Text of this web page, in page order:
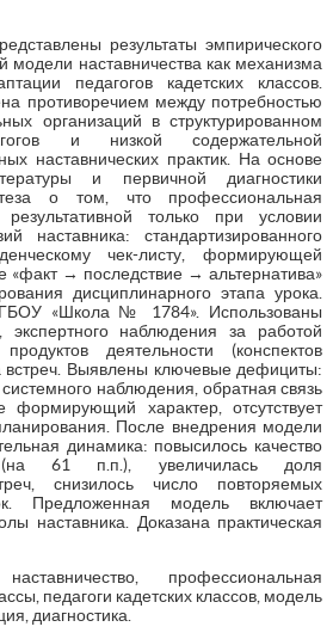
результаты эмпирического
модели наставничества как механизма
педагогов кадетских классов.
противоречием между потребностью
организаций в структурированном
и низкой содержательной
наставнических практик. На основе
и первичной диагностики
о том, что профессиональная
результативной только при условии
наставника: стандартизированного
чек-листу, формирующей
«факт → последствие → альтернатива»
дисциплинарного этапа урока.
«Школа № 1784». Использованы
экспертного наблюдения за работой
деятельности (конспектов
встреч. Выявлены ключевые дефициты:
наблюдения, обратная связь
характер, отсутствует
После внедрения модели
динамика: повысилось качество
(на 61 п.п.), увеличилась доля
снизилось число повторяемых
Предложенная модель включает
наставника. Доказана практическая
профессиональная
педагоги кадетских классов, модель
диагностика.